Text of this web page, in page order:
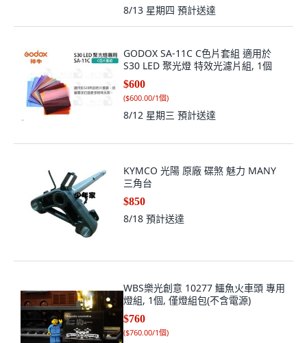
8/13 星期四 預計送達
GODOX SA-11C C色片套組 適用於
S30 LED 聚光燈 特效光濾片組, 1個
$600
($600.00/1個)
8/12 星期三 預計送達
KYMCO 光陽 原廠 碟煞 魅力 MANY
三角台
$850
8/18 預計送達
WBS樂光創意 10277 鱷魚火車頭 專用
燈組, 1個, 僅燈組包(不含電源)
$760
($760.00/1個)